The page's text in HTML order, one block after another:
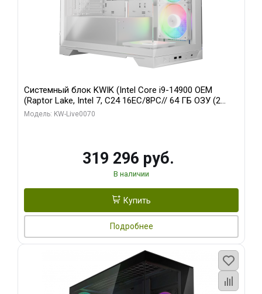
Системный блок KWIK (Intel Core i9-14900 OEM
(Raptor Lake, Intel 7, C24 16EC/8PC// 64 ГБ ОЗУ (2
модуля)/ Gigabyte RTX5080 XTREME WATERFORCE
Модель: KW-Live0070
319 296 руб.
В наличии
Купить
Подробнее